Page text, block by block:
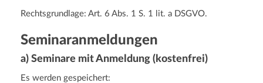
Rechtsgrundlage: Art. 6 Abs. 1 S. 1 lit. a DSGVO.
Seminaranmeldungen
a) Seminare mit Anmeldung (kostenfrei)
Es werden gespeichert: